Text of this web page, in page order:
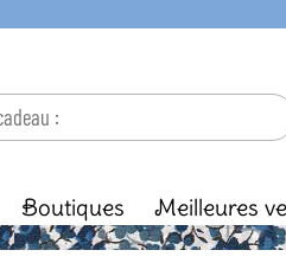
Boutiques Meilleures